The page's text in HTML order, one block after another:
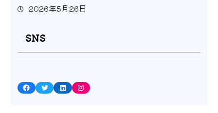
2026年5月26日
SNS
Facebook Twitter LinkedIn Instagram